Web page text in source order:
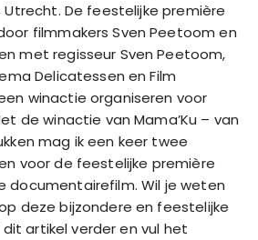
Utrecht. De feestelijke première
filmmakers Sven Peetoom en
met regisseur Sven Peetoom,
Delicatessen en Film
winactie organiseren voor
de winactie van Mama’Ku – van
mag ik een keer twee
voor de feestelijke première
documentairefilm. Wil je weten
deze bijzondere en feestelijke
dit artikel verder en vul het